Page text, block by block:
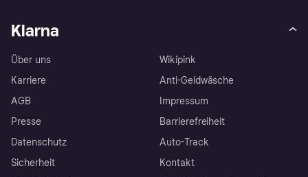
Klarna
Über uns
Karriere
AGB
Presse
Datenschutz
Sicherheit
Wikipink
Anti-Geldwäsche
Impressum
Barrierefreiheit
Auto-Track
Kontakt